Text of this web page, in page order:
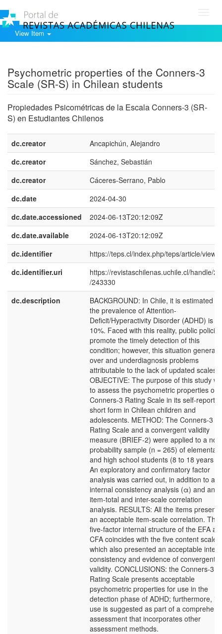
View Item
Psychometric properties of the Conners-3
Scale (SR-S) in Chilean students
Propiedades Psicométricas de la Escala Conners-3 (SR-
S) en Estudiantes Chilenos
dc.creator
Ancapichún, Alejandro
dc.creator
Sánchez, Sebastián
dc.creator
Cáceres-Serrano, Pablo
dc.date
2024-04-30
dc.date.accessioned
2024-06-13T20:12:09Z
dc.date.available
2024-06-13T20:12:09Z
dc.identifier
https://teps.cl/index.php/teps/article/view/
dc.identifier.uri
https://revistaschilenas.uchile.cl/handle/
/243330
dc.description
BACKGROUND: In Chile, it is estimated
the prevalence of Attention-
Deficit/Hyperactivity Disorder (ADHD) is at
10%. Faced with this reality, public policies
promote the timely detection of this
condition; however, this situation
over and underdiagnosis problems
attributable to the lack of updated scales.
OBJECTIVE: The purpose of this study
to assess the psychometric properties of
Conners-3 Rating Scale in its self-report
short form in Chilean children and
adolescents. METHOD: The Conners-3
Rating Scale and a convergent validity
measure (BRIEF-2) were applied to a
probability sample (n = 265) of elementary
and high school students (8 to 18 years
An exploratory and confirmatory factor
analysis was carried out, in addition to an
internal consistency analysis (α) and an
item-total and inter-scale correlation
analysis. RESULTS: All the items
an acceptable item-scale correlation. The
five-factor internal structure of the EFA
CFA coincides with the five content scales,
which also presented an acceptable
consistency and evidence of convergent
validity. CONCLUSIONS: the Conners-3
Rating Scale presents acceptable
psychometric properties for use in the
detection phase of ADHD; furthermore, its
use is suggested as part of a
assessment that incorporates other
assessment methods.